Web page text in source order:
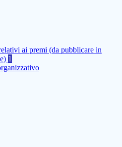
ai premi (da pubblicare in
1